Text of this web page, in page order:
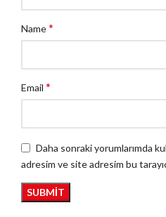
Name*
Email *
Daha sonraki yorumlarımda
adresim ve site adresim bu